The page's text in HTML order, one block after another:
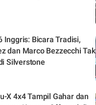
Inggris: Bicara Tradisi,
dan Marco Bezzecchi Tak
Bakal Juara di Silverstone
X 4x4 Tampil Gahar dan